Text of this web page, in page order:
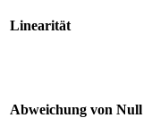
Linearität
Abweichung von Null